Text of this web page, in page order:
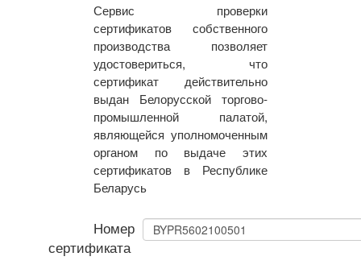
Сервис проверки
сертификатов собственного
производства позволяет
удостовериться, что
сертификат действительно
выдан Белорусской торгово-
промышленной палатой,
являющейся уполномоченным
органом по выдаче этих
сертификатов в Республике
Беларусь
Номер
сертификата